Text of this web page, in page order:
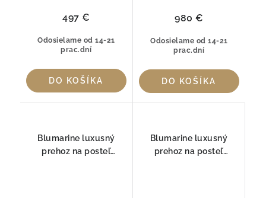
Odosielame od 14-21
prac.dní
497 €
DO KOŠÍKA
Odosielame od 14-21
prac.dní
980 €
DO KOŠÍKA
Blumarine luxusný
prehoz na posteľ
Blumarine luxusný
prehoz na posteľ